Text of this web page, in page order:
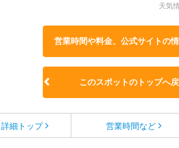
天気
営業時間や料金、公式サイトの
このスポットのトップへ
細 トップ 営業時間など